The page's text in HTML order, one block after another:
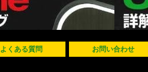
よくある質問 お問い合わせ